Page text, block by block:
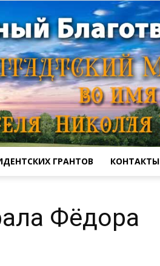
ГРАНТОВ КОНТАКТЫ
Фёдора